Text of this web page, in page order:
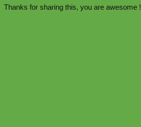
Thanks for sharing this, you are awesome !